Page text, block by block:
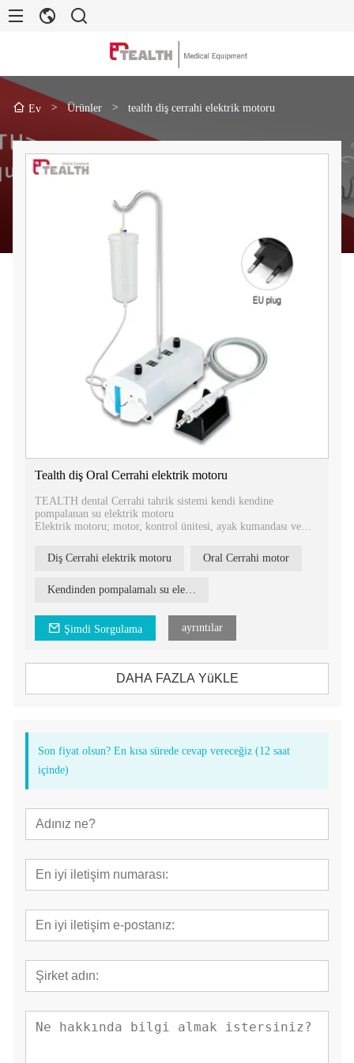
Ev > Ürünler > tealth diş cerrahi elektrik motoru
Tealth diş Oral Cerrahi elektrik motoru
TEALTH dental Cerrahi tahrik sistemi kendi kendine
pompalanan su elektrik motoru
Elektrik motoru; motor, kontrol ünitesi, ayak kumandası ve
Diş-ağız cerrahisinde ve cerrahi prosedürlerde kalifiye personel
tarafından kullanılmak üzere tasarlanmıştır.
Fırçasız motor
Dönme hızı 0-50.000 dev/dak
Diş Cerrahi elektrik motoru Oral Cerrahi motor
Kendinden pompalamalı su elektrik motoru
Şimdi Sorgulama ayrıntılar
DAHA FAZLA YüKLE
Son fiyat olsun? En kısa sürede cevap vereceğiz (12 saat
içinde)